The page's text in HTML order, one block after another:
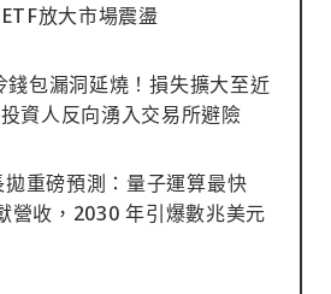
放大市場震盪
包漏洞延燒！損失擴大至近
資人反向湧入交易所避險
重磅預測：量子運算最快
營收，2030 年引爆數兆美元